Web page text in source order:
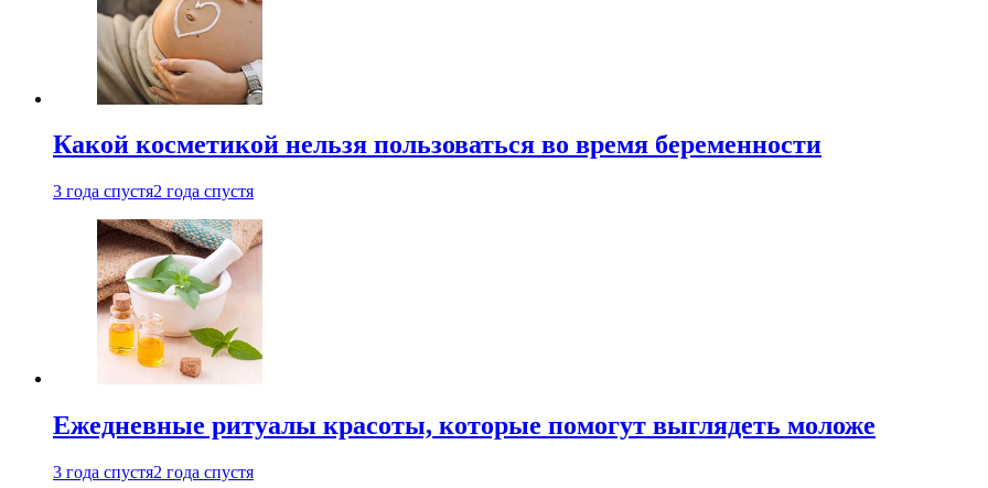
Какой косметикой нельзя пользоваться во время беременности
3 года спустя2 года спустя
Ежедневные ритуалы красоты, которые помогут выглядеть моложе
3 года спустя2 года спустя